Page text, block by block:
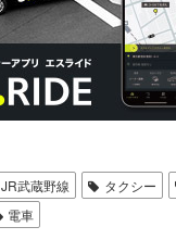
JR武蔵野線 タクシー
電車